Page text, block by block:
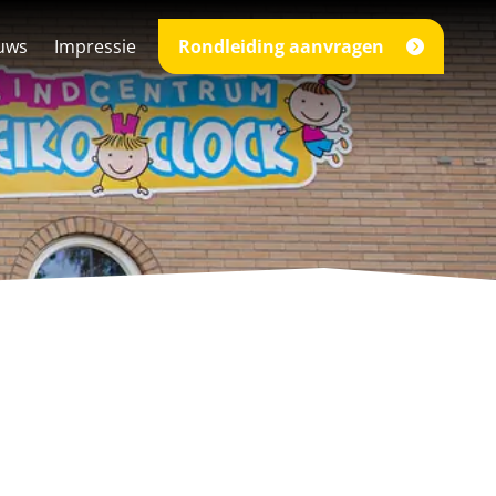
Impressie Rondleiding aanvragen